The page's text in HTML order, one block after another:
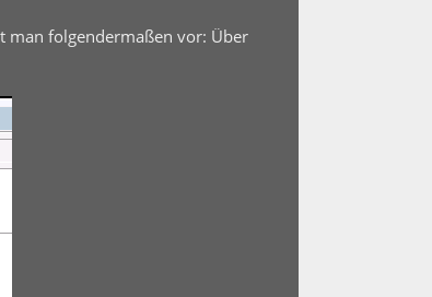
man folgendermaßen vor: Über